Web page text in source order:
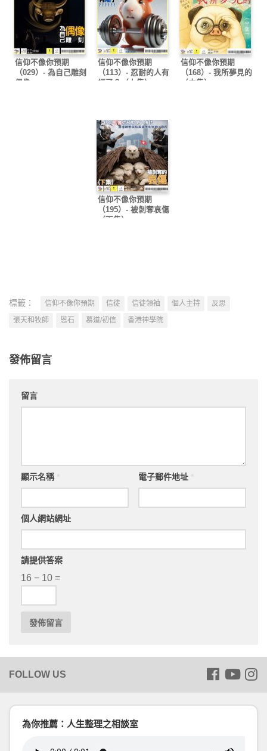
信仰不像你預期
（029）- 為自己雕刻
偶像
信仰不像你預期
（113）- 忍耐的人有
福了？（上集）
信仰不像你預期
（168）- 我所夢見的
（中集）
信仰不像你預期
（195）- 被剝奪哀傷
（下集）
標籤： 信仰不像你預期 信徒 信徒領袖 個人主持
反思
張天和牧師
恩石 慕道/初信 香港神學院
發佈留言
留言
顯示名稱 電子郵件地址
個人網站網址
請提供答案
16 − 10 =
為你推薦：人生整理之相談室